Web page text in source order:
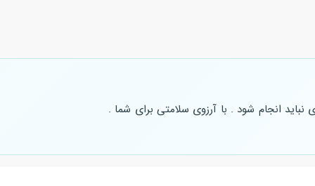
انجام شود . با آرزوی سلامتی برای شما .